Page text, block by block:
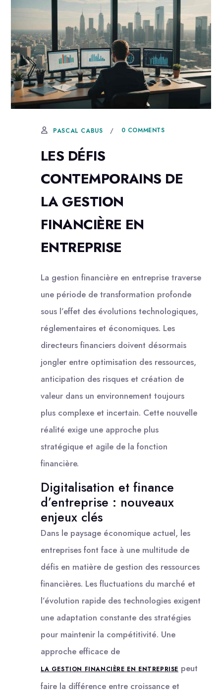
27 DÉCEMBRE, 2025
PASCAL CABUS 0 COMMENTS
LES DÉFIS
CONTEMPORAINS DE
LA GESTION
FINANCIÈRE EN
ENTREPRISE
La gestion financière en entreprise traverse
une période de transformation profonde
sous l’effet des évolutions technologiques,
réglementaires et économiques. Les
directeurs financiers doivent désormais
jongler entre optimisation des ressources,
anticipation des risques et création de
valeur dans un environnement toujours
plus complexe et incertain. Cette nouvelle
réalité exige une approche plus
stratégique et agile de la fonction
financière.
Digitalisation et finance
d’entreprise : nouveaux
enjeux clés
Dans le paysage économique actuel, les
entreprises font face à une multitude de
défis en matière de gestion des ressources
financières. Les fluctuations du marché et
l’évolution rapide des technologies exigent
une adaptation constante des stratégies
pour maintenir la compétitivité. Une
approche efficace de
LA GESTION FINANCIÈRE EN ENTREPRISE peut
faire la différence entre croissance et